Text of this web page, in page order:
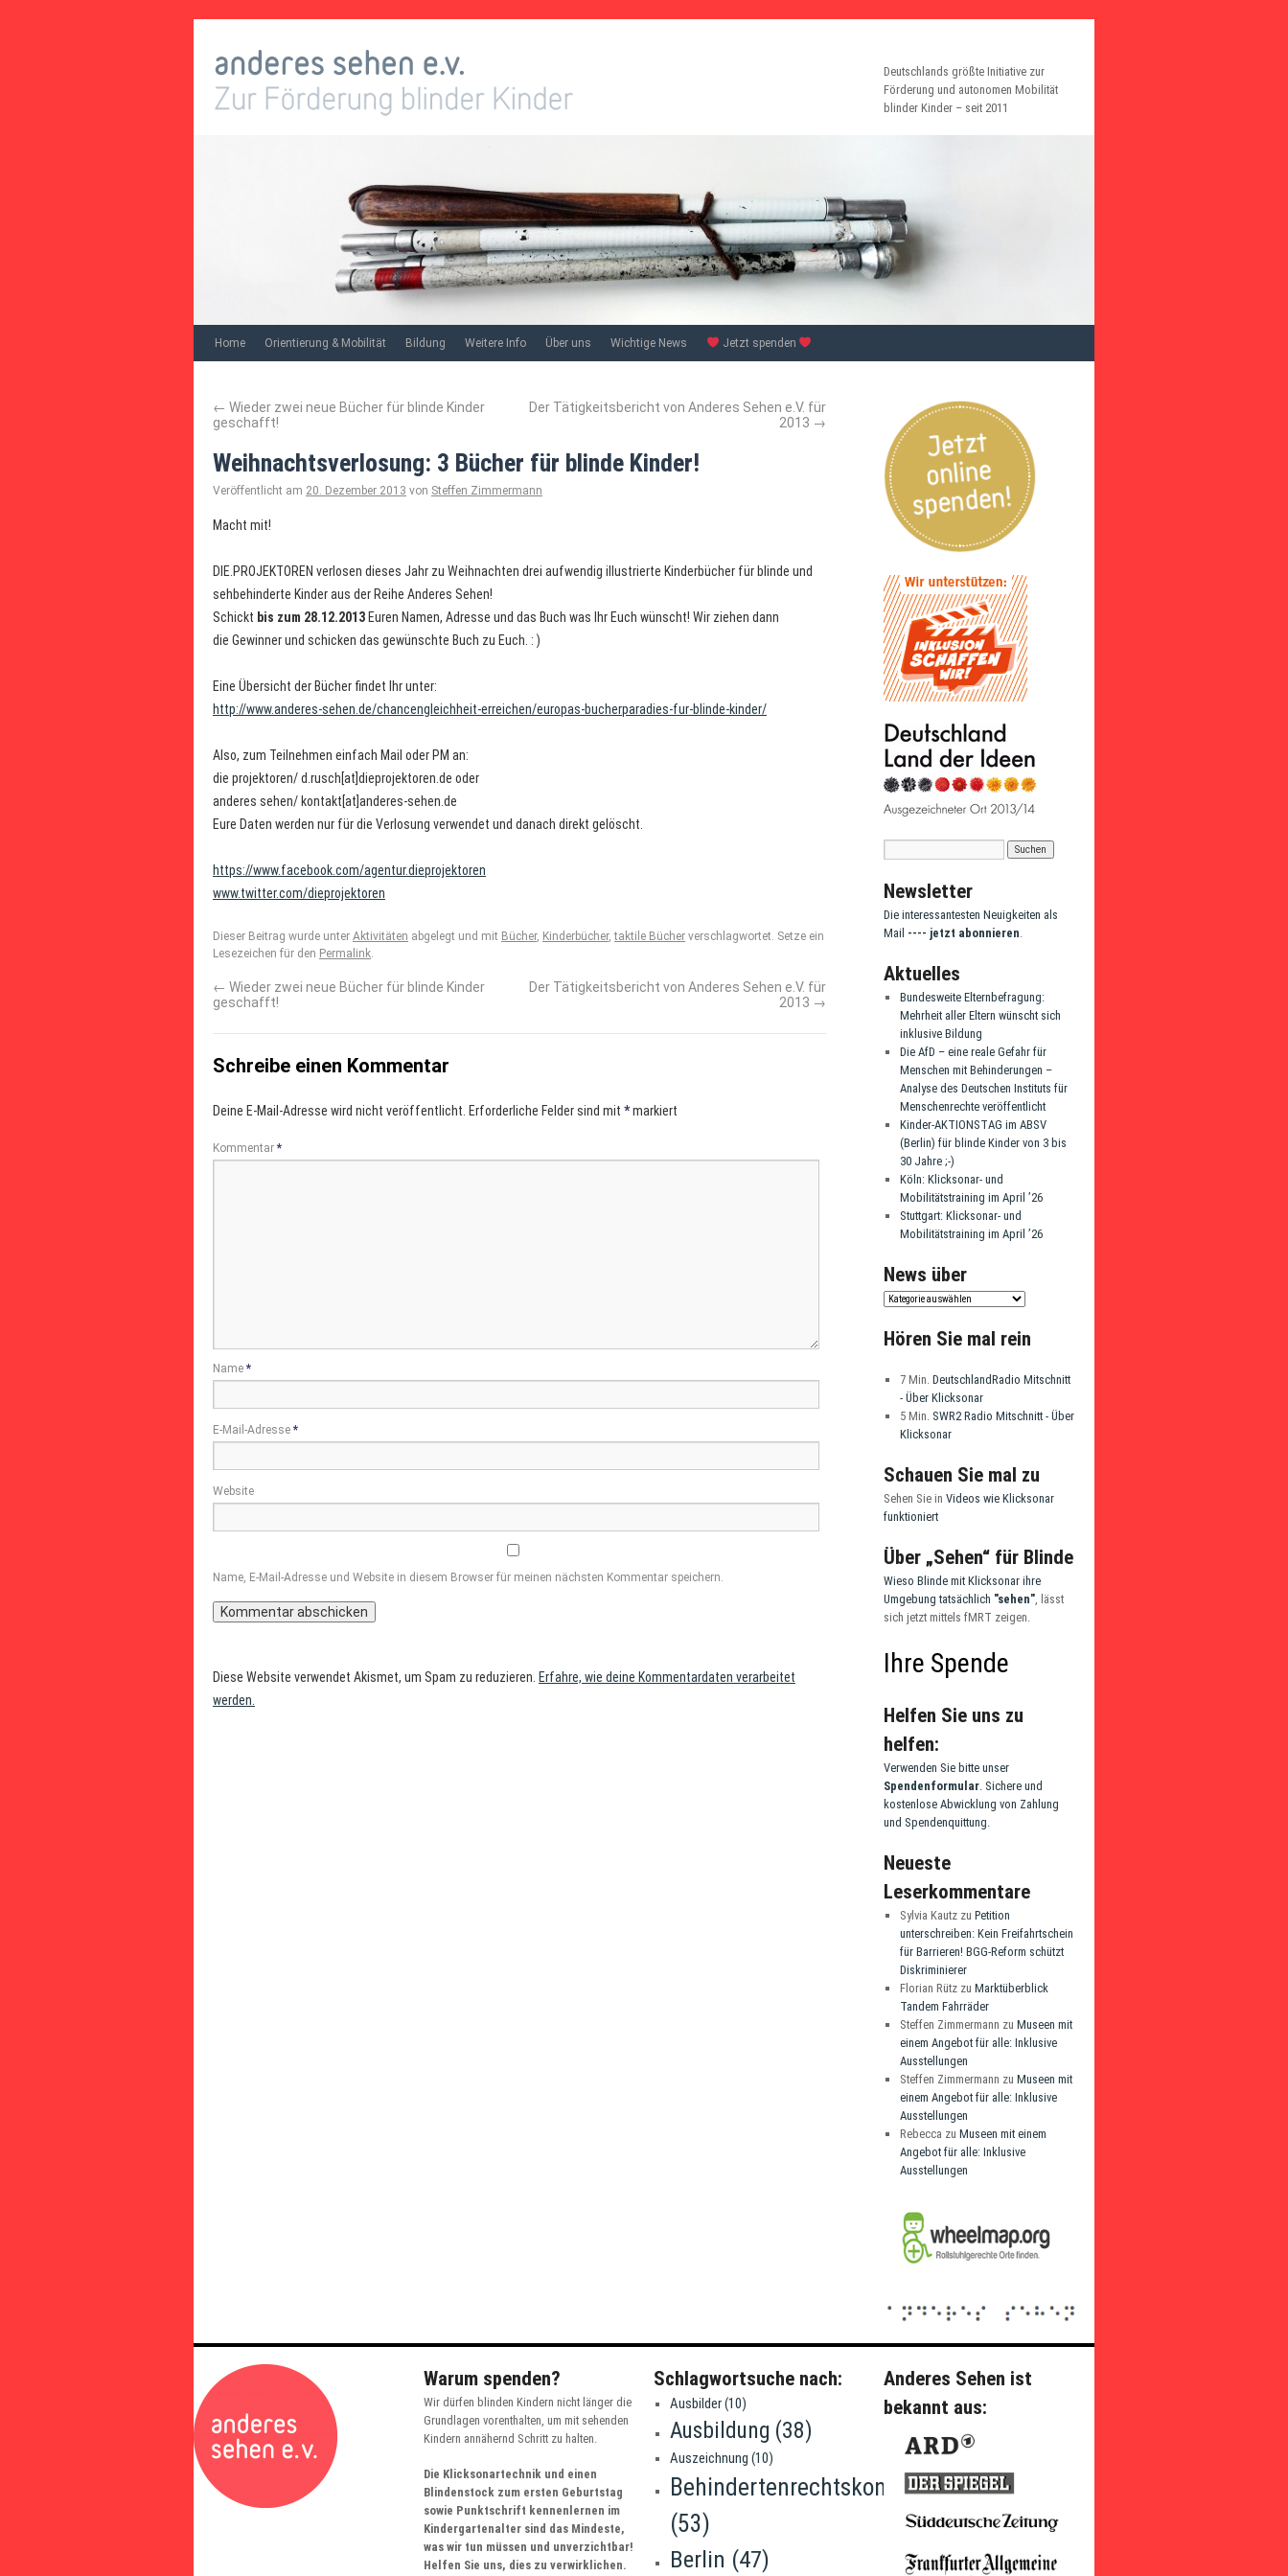
Deutschlands größte Initiative zur
Förderung und autonomen Mobilität
blinder Kinder – seit 2011
Home Orientierung & Mobilität Bildung Weitere Info Über uns Wichtige News Jetzt spenden
← Wieder zwei neue Bücher für blinde Kinder
geschafft!
Der Tätigkeitsbericht von Anderes Sehen e.V. für
2013 →
Weihnachtsverlosung: 3 Bücher für blinde Kinder!
Veröffentlicht am 20. Dezember 2013 von Steffen Zimmermann
Macht mit!
DIE.PROJEKTOREN verlosen dieses Jahr zu Weihnachten drei aufwendig illustrierte Kinderbücher für blinde und
sehbehinderte Kinder aus der Reihe Anderes Sehen!
Schickt bis zum 28.12.2013 Euren Namen, Adresse und das Buch was Ihr Euch wünscht! Wir ziehen dann
die Gewinner und schicken das gewünschte Buch zu Euch. : )
Eine Übersicht der Bücher findet Ihr unter:
http://www.anderes-sehen.de/chancengleichheit-erreichen/europas-bucherparadies-fur-blinde-kinder/
Also, zum Teilnehmen einfach Mail oder PM an:
die projektoren/ d.rusch[at]dieprojektoren.de oder
anderes sehen/ kontakt[at]anderes-sehen.de
Eure Daten werden nur für die Verlosung verwendet und danach direkt gelöscht.
https://www.facebook.com/agentur.dieprojektoren
www.twitter.com/dieprojektoren
Dieser Beitrag wurde unter Aktivitäten abgelegt und mit Bücher, Kinderbücher,taktile Bücher verschlagwortet. Setze ein
Lesezeichen für den Permalink.
← Wieder zwei neue Bücher für blinde Kinder
geschafft!
Der Tätigkeitsbericht von Anderes Sehen e.V. für
2013 →
Schreibe einen Kommentar
Deine E-Mail-Adresse wird nicht veröffentlicht. Erforderliche Felder sind mit *markiert
Kommentar *
Name *
E-Mail-Adresse *
Website
Name, E-Mail-Adresse und Website in diesem Browser für meinen nächsten Kommentar speichern.
Diese Website verwendet Akismet, um Spam zu reduzieren. Erfahre, wie deine Kommentardaten verarbeitet
werden.
Newsletter
Die interessantesten Neuigkeiten als
Mail ---- jetzt abonnieren.
Aktuelles
Bundesweite Elternbefragung:
Mehrheit aller Eltern wünscht sich
inklusive Bildung
Die AfD – eine reale Gefahr für
Menschen mit Behinderungen –
Analyse des Deutschen Instituts für
Menschenrechte veröffentlicht
Kinder-AKTIONSTAG im ABSV
(Berlin) für blinde Kinder von 3 bis
30 Jahre ;-)
Köln: Klicksonar- und
Mobilitätstraining im April ’26
Stuttgart: Klicksonar- und
Mobilitätstraining im April ’26
News über
Hören Sie mal rein
7 Min. DeutschlandRadio Mitschnitt
- Über Klicksonar
5 Min. SWR2 Radio Mitschnitt - Über
Klicksonar
Schauen Sie mal zu
Sehen Sie in Videos wie Klicksonar
funktioniert
Über „Sehen“ für Blinde
Wieso Blinde mit Klicksonar ihre
Umgebung tatsächlich "sehen", lässt
sich jetzt mittels fMRT zeigen.
Ihre Spende
Helfen Sie uns zu
helfen:
Verwenden Sie bitte unser
Spendenformular. Sichere und
kostenlose Abwicklung von Zahlung
und Spendenquittung.
Neueste
Leserkommentare
Sylvia Kautzzu Petition
unterschreiben: Kein Freifahrtschein
für Barrieren! BGG-Reform schützt
Diskriminierer
Florian Rützzu Marktüberblick
Tandem Fahrräder
Steffen Zimmermann zu Museen mit
einem Angebot für alle: Inklusive
Ausstellungen
Steffen Zimmermann zu Museen mit
einem Angebot für alle: Inklusive
Ausstellungen
Rebecca zu Museen mit einem
Angebot für alle: Inklusive
Ausstellungen
Warum spenden?
Wir dürfen blinden Kindern nicht länger die
Grundlagen vorenthalten, um mit sehenden
Kindern annähernd Schritt zu halten.
Die Klicksonartechnik und einen
Blindenstock zum ersten Geburtstag
sowie Punktschrift kennenlernen im
Kindergartenalter sind das Mindeste,
was wir tun müssen und unverzichtbar!
Helfen Sie uns, dies zu verwirklichen.
Schlagwortsuche nach:
Ausbilder(10)
Ausbildung (38)
Auszeichnung (10)
Behindertenrechtskonvention
(53)
Berlin (47)
Anderes Sehen ist
bekannt aus: